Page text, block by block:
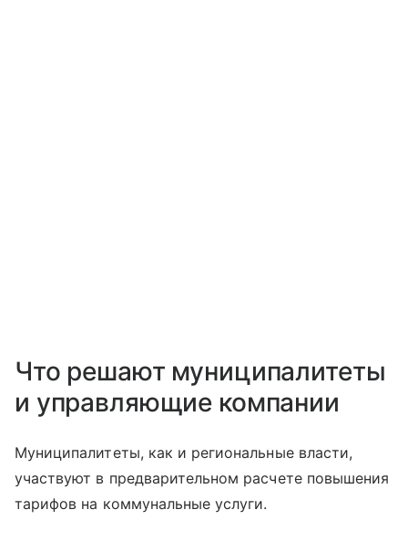
Что решают муниципалитеты
и управляющие компании
Муниципалитеты, как и региональные власти,
участвуют в предварительном расчете повышения
тарифов на коммунальные услуги.